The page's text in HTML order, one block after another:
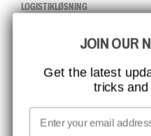
LOGISTIKLØSNING
ISO-CERTIFICERING
GLOBAL RÆKKEVIDDE
MISSION, VISION OG VÆRDIER
KONTAKT
JOIN OUR
Get the latest
tricks
Email